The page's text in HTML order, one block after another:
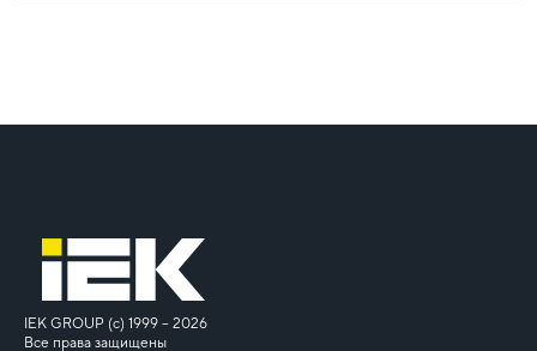
IEK GROUP (c) 1999 – 2026
Все права защищены